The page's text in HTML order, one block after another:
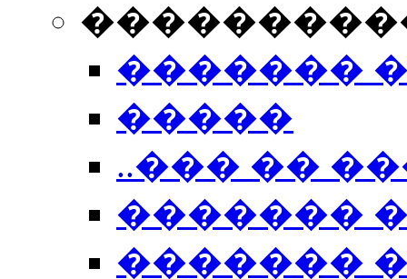
�������
�����
..��� ��
�������
�������